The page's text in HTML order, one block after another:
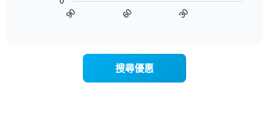
90 60 30
搜尋優惠